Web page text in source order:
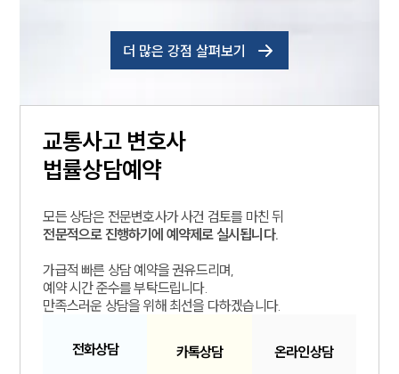
더 많은 강점 살펴보기
교통사고변호사
법률상담예약
모든 상담은 전문변호사가 사건 검토를 마친 뒤
전문적으로 진행하기에 예약제로 실시됩니다.
가급적 빠른 상담 예약을 권유드리며,
예약 시간 준수를 부탁드립니다.
만족스러운 상담을 위해 최선을 다하겠습니다.
전화상담 카톡상담 온라인상담